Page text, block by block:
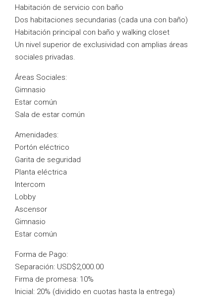
Habitación de servicio con baño
Dos habitaciones secundarias (cada una con baño)
Habitación principal con baño y walking closet
Un nivel superior de exclusividad con amplias áreas
sociales privadas.
Áreas Sociales:
Gimnasio
Estar común
Sala de estar común
Amenidades:
Portón eléctrico
Garita de seguridad
Planta eléctrica
Intercom
Lobby
Ascensor
Gimnasio
Estar común
Forma de Pago:
Separación: USD$2,000.00
Firma de promesa: 10%
Inicial: 20% (dividido en cuotas hasta la entrega)